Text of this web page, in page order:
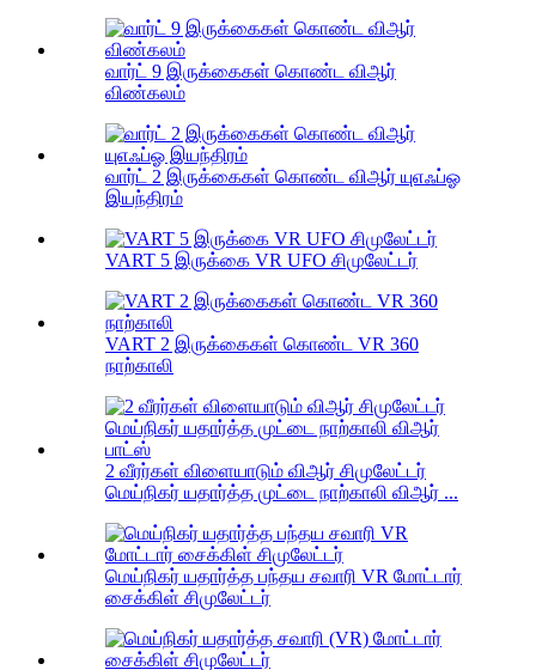
வார்ட் 9 இருக்கைகள் கொண்ட விஆர்
விண்கலம்
வார்ட் 2 இருக்கைகள் கொண்ட விஆர் யுஎஃப்ஓ
இயந்திரம்
VART 5 இருக்கை VR UFO சிமுலேட்டர்
VART 2 இருக்கைகள் கொண்ட VR 360
நாற்காலி
2 வீரர்கள் விளையாடும் விஆர் சிமுலேட்டர்
மெய்நிகர் யதார்த்த முட்டை நாற்காலி விஆர் ...
மெய்நிகர் யதார்த்த பந்தய சவாரி VR மோட்டார்
சைக்கிள் சிமுலேட்டர்